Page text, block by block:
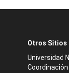
Otros Sitios
Universidad
Coordinación